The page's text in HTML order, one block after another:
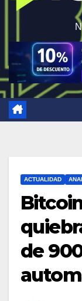
ACTUALIDAD
de